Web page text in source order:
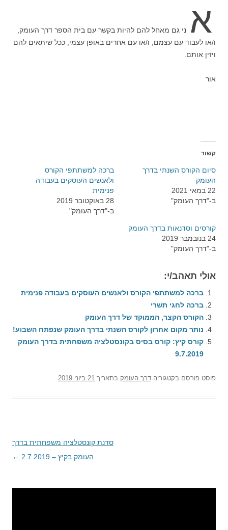
א ני גם מאחל להם להיות בקשר עם בית הספר דרך העומק,
ו/או לעבוד עם עצמם, ו/או עם אחרים באופן עצמי, ככל שיתאים להם
ויזין אותם.
אור
קשור
סיום הקורס השנתי בדרך
העומק
22 במאי 2021
ב-"דרך העומק"
ברכה למשתתפי הקורס
ולאנשים העוסקים בעבודה
פנימית
28 באוקטובר 2019
ב-"דרך העומק"
קורסים וסדנאות בדרך העומק
24 בנובמבר 2019
ב-"דרך העומק"
אולי תאהב/י:
ברכה למשתתפי הקורס ולאנשים העוסקים בעבודה פנימית
ברכה לחגי תשרי
הקורס הקצר, הממוקד של דרך העומק
נותר מקום אחרון לקורס השנתי בדרך העומק שנפתח השבוע!‎
קורס קיץ: קורס בסיס בקונסטלציה משפחתית בדרך העומק
9.7.2019
פוסט פורסם בקטגוריה דרך העומק בתאריך 21 ביוני 2019 .
סדנת קונסטלציה משפחתית בדרך
העומק בקיץ – 2.7.2019
←